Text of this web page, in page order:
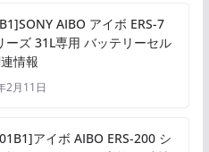
AIBO アイボ ERS-7
ーズ 31L専用 バッテリーセル
情報
2月11日
アイボ AIBO ERS-200 シ